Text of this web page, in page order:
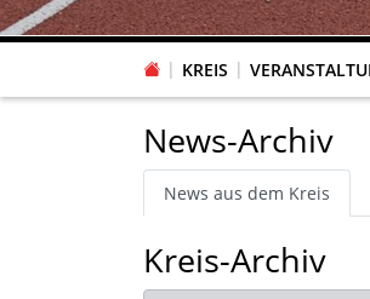
KREIS
News-Archiv
News aus dem Kreis
Kreis-Archiv